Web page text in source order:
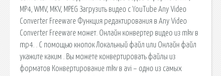
MP4, WMV, MKV, MPEG Загрузить видео с YouTube Any Video
Converter Freeware Функция редактирования в Any Video
Converter Freeware может. Онлайн конвертер видео из mkv в
mp4. . С помощью кнопок Локальный файл или Онлайн файл
укажите каким . Вы можете конвертировать файлы из
форматов Конвертирование mkv в avi – одно из самых